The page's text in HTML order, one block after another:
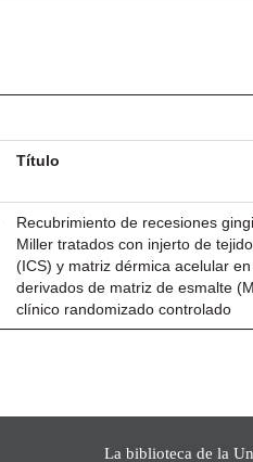
Título
Recubrimiento de recesiones
Miller tratados con injerto de
(ICS) y matriz dérmica acelular
derivados de matriz de esmalte
clínico randomizado controlado
La biblioteca de la